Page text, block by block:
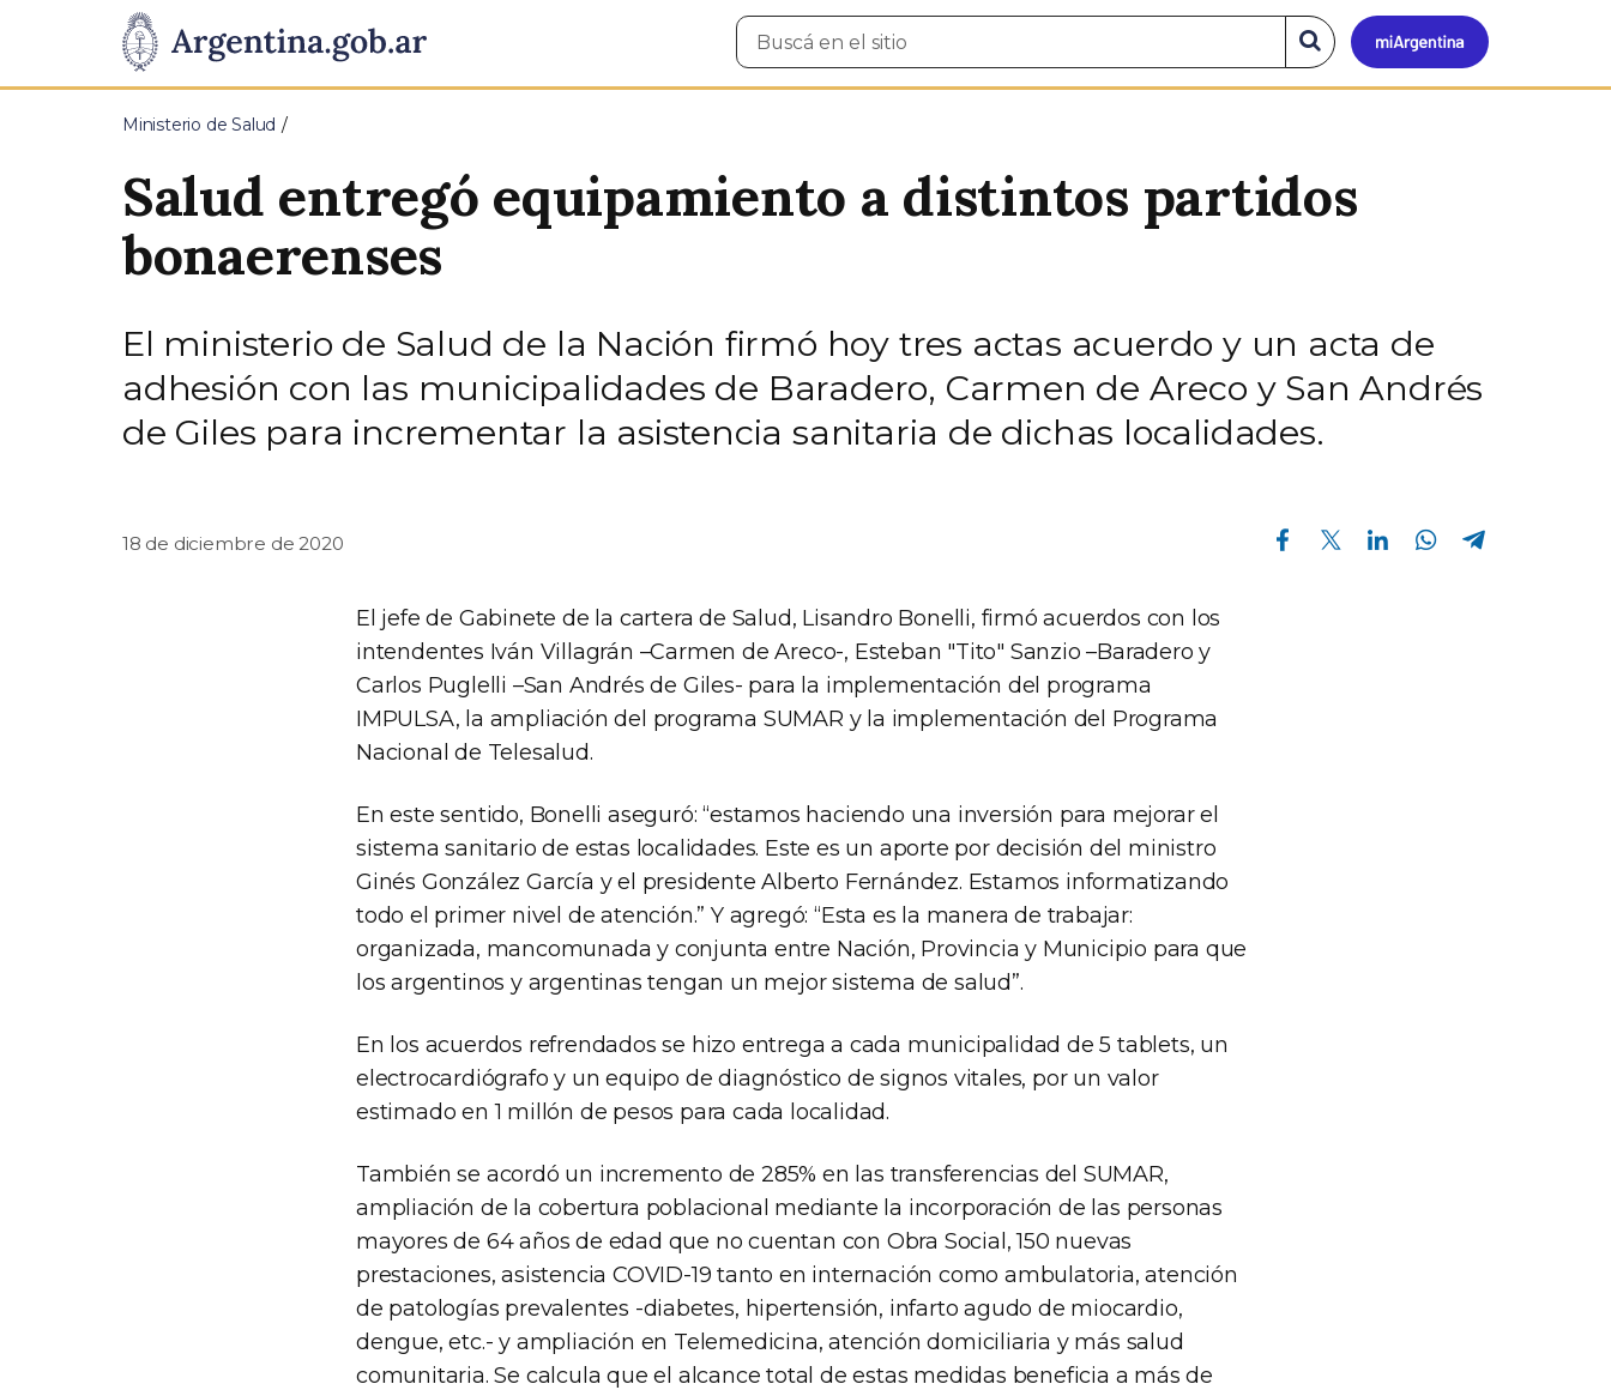
Presidencia
de
Pasar al contenido principal
Mi
Buscar
en
Buscar
en
el
Ministerio de Salud
Salud entregó equipamiento a distintos partidos
bonaerenses
El ministerio de Salud de la Nación firmó hoy tres actas acuerdo y un acta de
adhesión con las municipalidades de Baradero, Carmen de Areco y San Andrés
de Giles para incrementar la asistencia sanitaria de dichas localidades.
18 de diciembre de 2020
Compartir en Facebook Compartir en Twitter Compartir en Linkedin Compartir en Whatsapp
El jefe de Gabinete de la cartera de Salud, Lisandro Bonelli, firmó acuerdos con los
intendentes Iván Villagrán –Carmen de Areco-, Esteban "Tito" Sanzio –Baradero y
Carlos Puglelli –San Andrés de Giles- para la implementación del programa
IMPULSA, la ampliación del programa SUMAR y la implementación del Programa
Nacional de Telesalud.
En este sentido, Bonelli aseguró: “estamos haciendo una inversión para mejorar el
sistema sanitario de estas localidades. Este es un aporte por decisión del ministro
Ginés González García y el presidente Alberto Fernández. Estamos informatizando
todo el primer nivel de atención.” Y agregó: “Esta es la manera de trabajar:
organizada, mancomunada y conjunta entre Nación, Provincia y Municipio para que
los argentinos y argentinas tengan un mejor sistema de salud”.
En los acuerdos refrendados se hizo entrega a cada municipalidad de 5 tablets, un
electrocardiógrafo y un equipo de diagnóstico de signos vitales, por un valor
estimado en 1 millón de pesos para cada localidad.
También se acordó un incremento de 285% en las transferencias del SUMAR,
ampliación de la cobertura poblacional mediante la incorporación de las personas
mayores de 64 años de edad que no cuentan con Obra Social, 150 nuevas
prestaciones, asistencia COVID-19 tanto en internación como ambulatoria, atención
de patologías prevalentes -diabetes, hipertensión, infarto agudo de miocardio,
dengue, etc.- y ampliación en Telemedicina, atención domiciliaria y más salud
comunitaria. Se calcula que el alcance total de estas medidas beneficia a más de